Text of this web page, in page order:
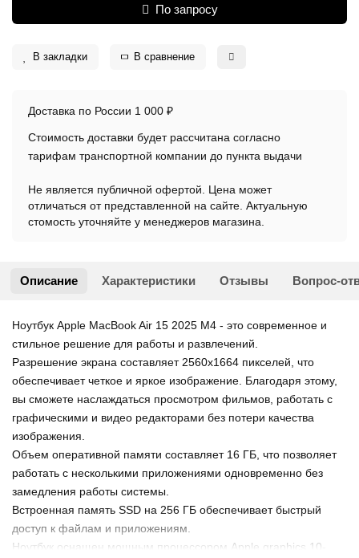
По запросу
В закладки В сравнение
Доставка по России 1 000 ₽
Стоимость доставки будет рассчитана согласно
тарифам транспортной компании до пункта выдачи
Не является публичной офертой. Цена может
отличаться от представленной на сайте. Актуальную
стомость уточняйте у менеджеров магазина.
Описание Характеристики Отзывы Вопрос-
Ноутбук Apple MacBook Air 15 2025 M4 - это современное и
стильное решение для работы и развлечений.
Разрешение экрана составляет 2560x1664 пикселей, что
обеспечивает четкое и яркое изображение. Благодаря этому,
вы сможете наслаждаться просмотром фильмов, работать с
графическими и видео редакторами без потери качества
изображения.
Объем оперативной памяти составляет 16 ГБ, что позволяет
работать с несколькими приложениями одновременно без
замедления работы системы.
Встроенная память SSD на 256 ГБ обеспечивает быстрый
доступ к файлам и приложениям.
Ноутбук оснащен мощным процессором Apple graphics 10-